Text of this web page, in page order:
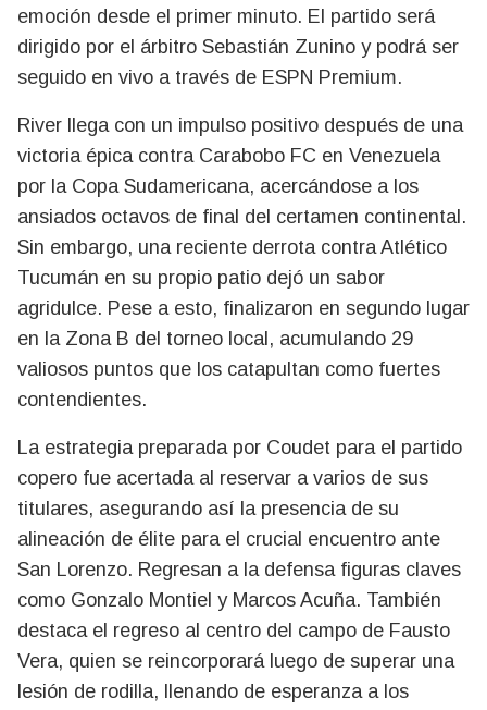
emoción desde el primer minuto. El partido será
dirigido por el árbitro Sebastián Zunino y podrá ser
seguido en vivo a través de ESPN Premium.
River llega con un impulso positivo después de una
victoria épica contra Carabobo FC en Venezuela
por la Copa Sudamericana, acercándose a los
ansiados octavos de final del certamen continental.
Sin embargo, una reciente derrota contra Atlético
Tucumán en su propio patio dejó un sabor
agridulce. Pese a esto, finalizaron en segundo lugar
en la Zona B del torneo local, acumulando 29
valiosos puntos que los catapultan como fuertes
contendientes.
La estrategia preparada por Coudet para el partido
copero fue acertada al reservar a varios de sus
titulares, asegurando así la presencia de su
alineación de élite para el crucial encuentro ante
San Lorenzo. Regresan a la defensa figuras claves
como Gonzalo Montiel y Marcos Acuña. También
destaca el regreso al centro del campo de Fausto
Vera, quien se reincorporará luego de superar una
lesión de rodilla, llenando de esperanza a los